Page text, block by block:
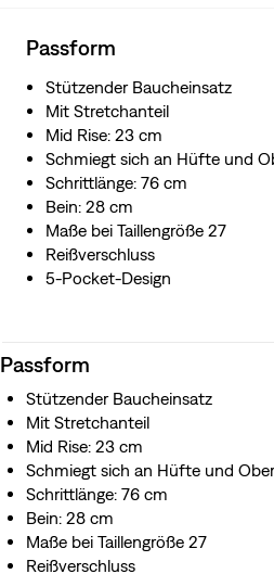
Tragen.
Wasserstopp: Dieses
recyceltem Wasser hergestellt,
Auswirkungen auf diese
reduzieren.
Passform
Stützender Baucheinsatz
Mit Stretchanteil
Mid Rise: 23 cm
Schmiegt sich an Hüfte und
Schrittlänge: 76 cm
Bein: 28 cm
Maße bei Taillengröße 27
Reißverschluss
5-Pocket-Design
Passform
Stützender Baucheinsatz
Mit Stretchanteil
Mid Rise: 23 cm
Schmiegt sich an Hüfte und
Schrittlänge: 76 cm
Bein: 28 cm
Maße bei Taillengröße 27
Reißverschluss